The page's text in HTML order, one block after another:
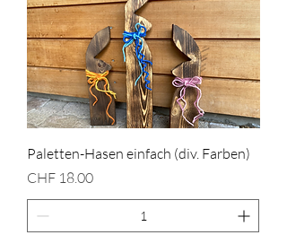
Paletten-Hasen einfach (div. Farben)
Preis
CHF 18.00